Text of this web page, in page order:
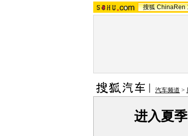
搜狐 ChinaRen
汽车频道 >
进入夏